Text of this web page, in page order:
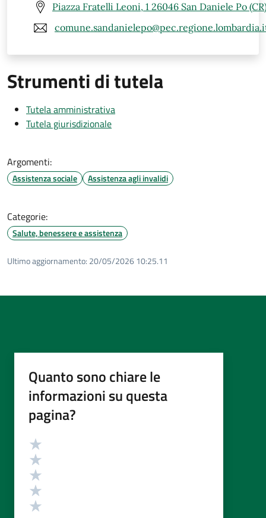
Piazza Fratelli Leoni, 1 26046 San Daniele Po
Strumenti di tutela
Tutela amministrativa
Tutela giurisdizionale
Argomenti:
Assistenza sociale Assistenza agli invalidi
Categorie:
Salute, benessere e assistenza
Ultimo aggiornamento: 20/05/2026 10:25.11
Quanto sono chiare le
informazioni su questa
pagina?
Valutazione